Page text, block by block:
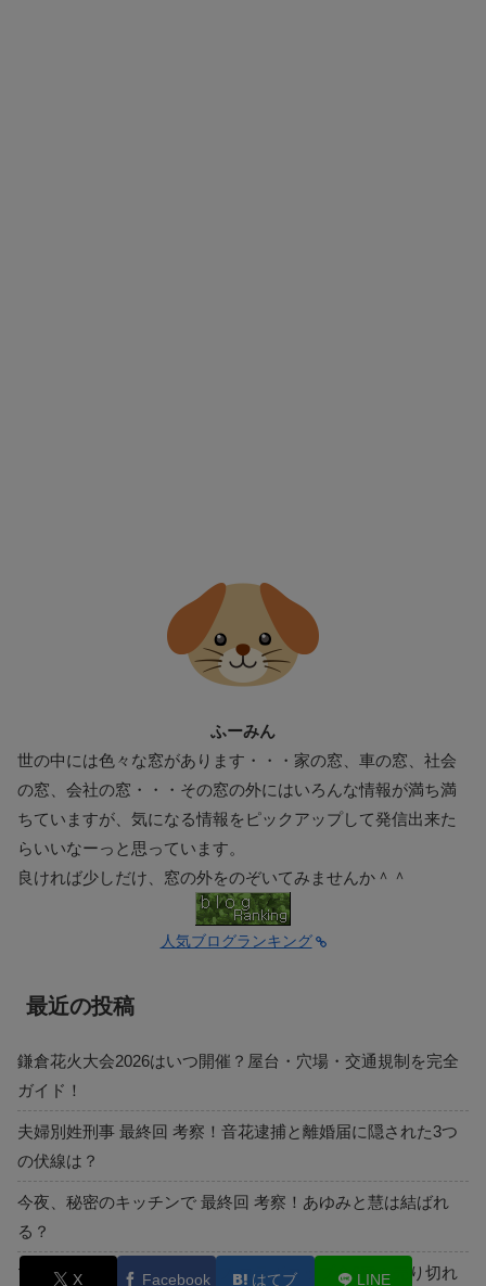
X Facebook はてブ LINE
ふーみん
世の中には色々な窓があります・・・家の窓、車の窓、社会
の窓、会社の窓・・・その窓の外にはいろんな情報が満ち満
ちていますが、気になる情報をピックアップして発信出来た
らいいなーっと思っています。
良ければ少しだけ、窓の外をのぞいてみませんか＾＾
人気ブログランキング
最近の投稿
鎌倉花火大会2026はいつ開催？屋台・穴場・交通規制を完全
ガイド！
夫婦別姓刑事 最終回 考察！音花逮捕と離婚届に隠された3つ
の伏線は？
今夜、秘密のキッチンで 最終回 考察！あゆみと慧は結ばれ
る？
マクドナルド ワールドカップ コラボコップ全6種！売り切れ